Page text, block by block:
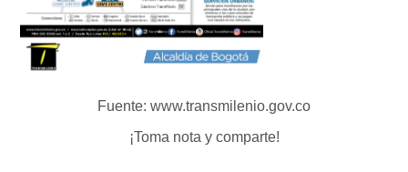
Fuente: www.transmilenio.gov.co
¡Toma nota y comparte!